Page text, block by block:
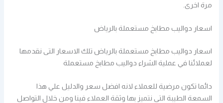
مرة اخرى.
اسعار دواليب مطابخ مستعملة بالرياض
اسعار دواليب مطابخ مستعملة بالرياض تلك الاسعار التى نقدمها
لعملائنا في عملية الشراء دواليب مطابخ مستعملة
دائما تكون مرضية للعملاء لانه افضل سعر والدليل علي هذا
السمعة الطيبة التى نتميز بها وثقة العملاء فينا ومن خلال التواصل